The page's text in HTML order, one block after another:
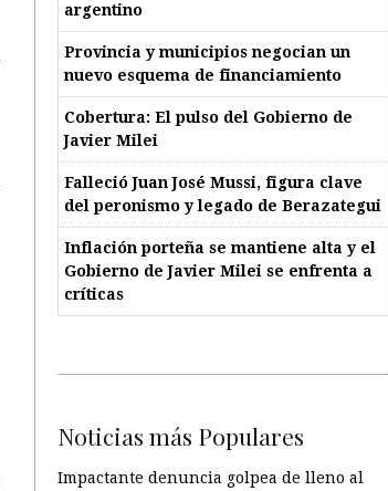
argentino
Provincia y municipios negocian un
nuevo esquema de financiamiento
Cobertura: El pulso del Gobierno de
Javier Milei
Falleció Juan José Mussi, figura clave
del peronismo y legado de Berazategui
Inflación porteña se mantiene alta y el
Gobierno de Javier Milei se enfrenta a
críticas
Noticias más Populares
Impactante denuncia golpea de lleno al